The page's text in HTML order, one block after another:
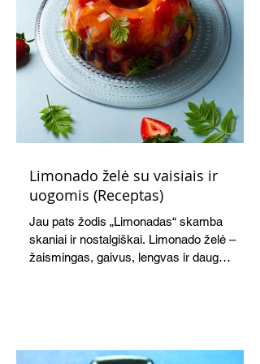
Limonado želė su vaisiais ir
uogomis (Receptas)
Jau pats žodis „Limonadas“ skamba
skaniai ir nostalgiškai. Limonado želė –
žaismingas, gaivus, lengvas ir daug